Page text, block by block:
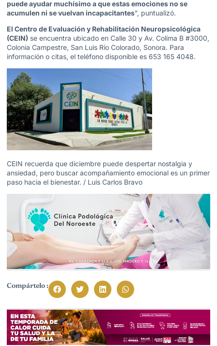
puede ayudar muchísimo a que estas emociones no se
acumulen ni se vuelvan incapacitantes”, puntualizó.
El Centro de Evaluación y Rehabilitación Neuropsicológica
(CEIN) se encuentra ubicado en Calle 30 y Av. Colima B #3000,
Colonia Campestre, San Luis Río Colorado, Sonora. Para
información o citas, el teléfono disponible es 653 165 4048.
CEIN recuerda que diciembre puede despertar nostalgia y
ansiedad, pero buscar acompañamiento emocional es un primer
paso hacia el bienestar. / Luis Carlos Bravo
Compártelo :